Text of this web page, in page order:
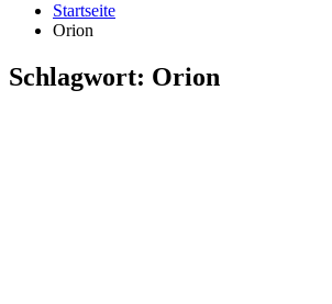
Startseite
Orion
Schlagwort: Orion